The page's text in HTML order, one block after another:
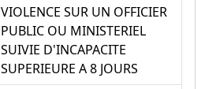
VIOLENCE SUR UN OFFICIER
PUBLIC OU MINISTERIEL
SUIVIE D'INCAPACITE
SUPERIEURE A 8 JOURS